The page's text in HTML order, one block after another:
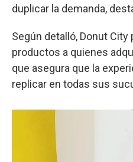
duplicar la demanda,
Según detalló, Donut City
productos a quienes
que asegura que la
replicar en todas sus